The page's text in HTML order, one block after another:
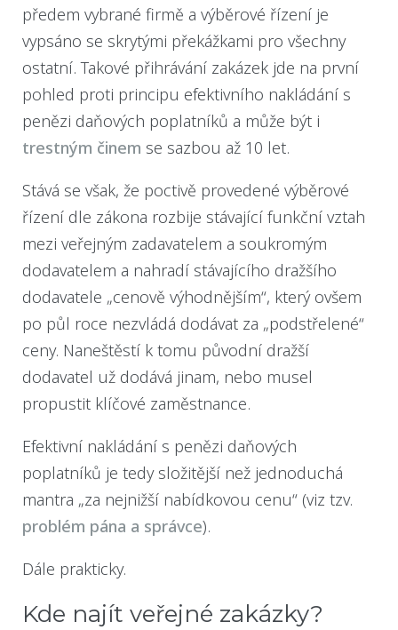
předem vybrané firmě a výběrové řízení je
vypsáno se skrytými překážkami pro všechny
ostatní. Takové přihrávání zakázek jde na první
pohled proti principu efektivního nakládání s
penězi daňových poplatníků a může být i
trestným činem se sazbou až 10 let.
Stává se však, že poctivě provedené výběrové
řízení dle zákona rozbije stávající funkční vztah
mezi veřejným zadavatelem a soukromým
dodavatelem a nahradí stávajícího dražšího
dodavatele „cenově výhodnějším“, který ovšem
po půl roce nezvládá dodávat za „podstřelené“
ceny. Naneštěstí k tomu původní dražší
dodavatel už dodává jinam, nebo musel
propustit klíčové zaměstnance.
Efektivní nakládání s penězi daňových
poplatníků je tedy složitější než jednoduchá
mantra „za nejnižší nabídkovou cenu“ (viz tzv.
problém pána a správce).
Dále prakticky.
Kde najít veřejné zakázky?